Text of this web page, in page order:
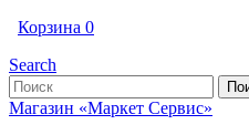
Корзина 0
Search
Магазин «Маркет Сервис»